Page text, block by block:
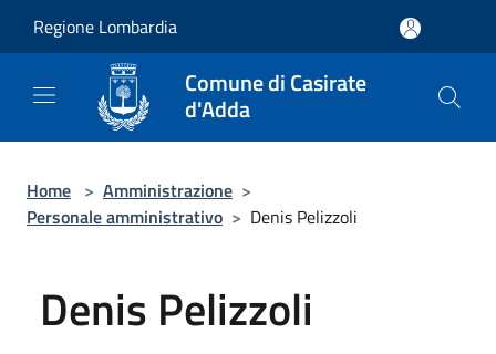
Regione Lombardia
Comune di Casirate
d'Adda
Home > Amministrazione >
Personale amministrativo > Denis Pelizzoli
Denis Pelizzoli